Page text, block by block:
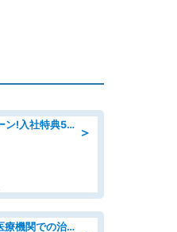
＞
2026年転職応援キャンペーン!入社特典58万円/デンソーで働こう!自動車工場で小型部品の検査業務 denso aichi
「土日祝休み」未経験OK医療機関での治験コーディネーターのお仕事